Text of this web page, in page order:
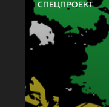
СПЕЦПРОЕКТ